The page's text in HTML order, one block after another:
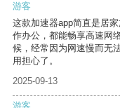
游客
这款加速器app简直是居
作办公，都能畅享高速网
候，经常因为网速慢而无
用担心了。
2025-09-13
游客